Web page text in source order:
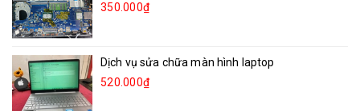
350.000₫
Dịch vụ sửa chữa màn hình laptop
520.000₫